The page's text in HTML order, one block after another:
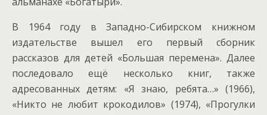
В 1964 году в Западно-Сибирском книжном
издательстве вышел его первый сборник
рассказов для детей «Большая перемена». Далее
последовало ещё несколько книг, также
адресованных детям: «Я знаю, ребята…» (1966),
«Никто не любит крокодилов» (1974), «Прогулки